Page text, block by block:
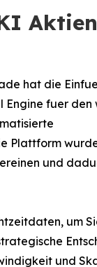
hat die
Engine fuer den
Plattform
und
um
und